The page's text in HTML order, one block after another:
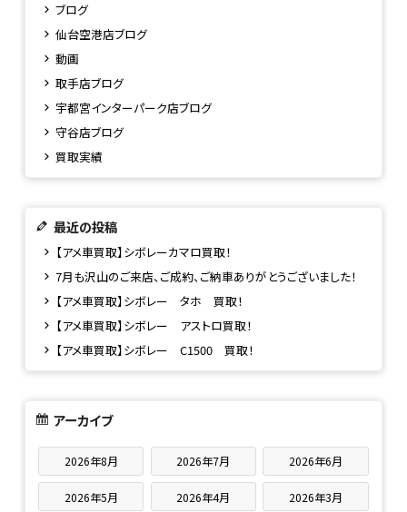
ブログ
仙台空港店ブログ
動画
取手店ブログ
宇都宮インターパーク店ブログ
守谷店ブログ
買取実績
最近の投稿
【アメ車買取】シボレーカマロ買取！
7月も沢山のご来店、ご成約、ご納車ありがとうございました！
【アメ車買取】シボレー タホ 買取！
【アメ車買取】シボレー アストロ買取！
【アメ車買取】シボレー C1500 買取！
アーカイブ
2026年8月 2026年7月 2026年6月
2026年5月 2026年4月 2026年3月